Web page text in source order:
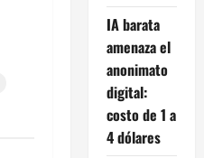
IA barata
amenaza el
anonimato
digital:
costo de 1 a
4 dólares